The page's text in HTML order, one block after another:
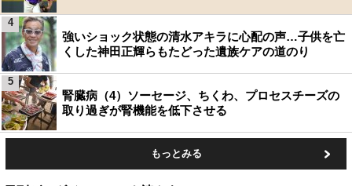
強いショック状態の清水アキラに心配の声…子供を亡
くした神田正輝らもたどった遺族ケアの道のり
4
腎臓病（4）ソーセージ、ちくわ、プロセスチーズの
取り過ぎが腎機能を低下させる
5
もっとみる